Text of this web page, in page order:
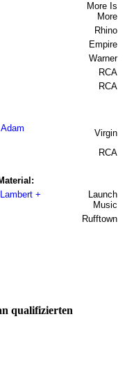
More Is
More
Rhino
Empire
Warner
RCA
RCA
Virgin
RCA
+
Launch
Music
Rufftown
qualifizierten